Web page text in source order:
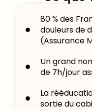
80 % des
douleurs de
(Assurance
Un grand
de 7h/jour
La
sortie du